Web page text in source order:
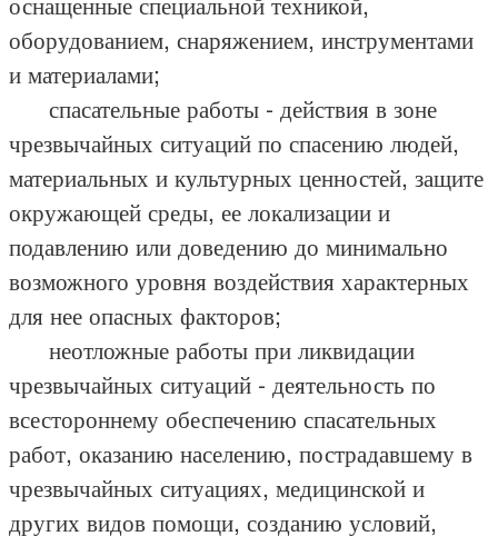
оборудованием, снаряжением, инструментами
и материалами;
спасательные работы - действия в зоне
чрезвычайных ситуаций по спасению людей,
материальных и культурных ценностей, защите
окружающей среды, ее локализации и
подавлению или доведению до минимально
возможного уровня воздействия характерных
для нее опасных факторов;
неотложные работы при ликвидации
чрезвычайных ситуаций - деятельность по
всестороннему обеспечению спасательных
работ, оказанию населению, пострадавшему в
чрезвычайных ситуациях, медицинской и
других видов помощи, созданию условий,